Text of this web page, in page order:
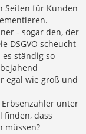
Seiten für Kunden
- sogar den, der
DSGVO scheucht
ständig so
egal wie groß und
unter
finden, dass
müssen?